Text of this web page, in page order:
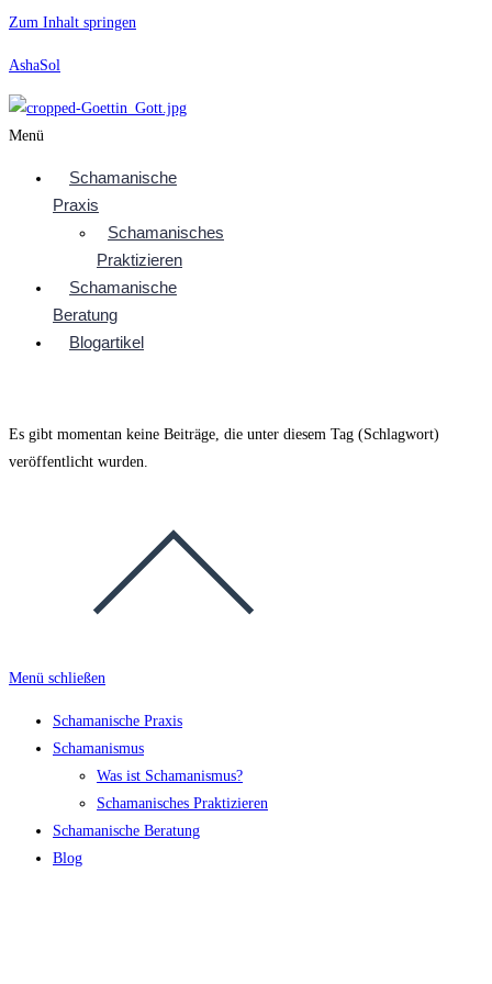
Zum Inhalt springen
AshaSol
Menü
Schamanische
Praxis
Schamanisches
Praktizieren
Schamanische
Beratung
Blogartikel
Es gibt momentan keine Beiträge, die unter diesem Tag (Schlagwort)
veröffentlicht wurden.
Menü schließen
Schamanische Praxis
Schamanismus
Was ist Schamanismus?
Schamanisches Praktizieren
Schamanische Beratung
Blog